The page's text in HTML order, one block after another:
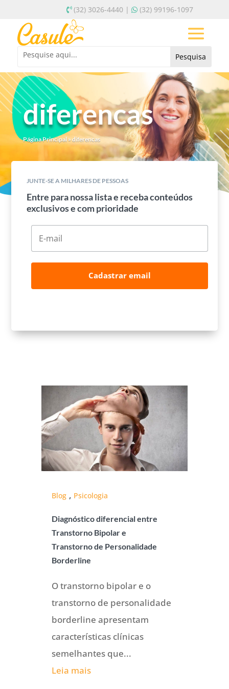
(32) 3026-4440 | (32) 99196-1097
diferencas
Página Principal» diferencas
JUNTE-SE A MILHARES DE PESSOAS
Entre para nossa lista e receba conteúdos
exclusivos e com prioridade
Cadastrar email
Blog , Psicologia
Diagnóstico diferencial entre
Transtorno Bipolar e
Transtorno de Personalidade
Borderline
O transtorno bipolar e o
transtorno de personalidade
borderline apresentam
características clínicas
semelhantes que...
Leia mais